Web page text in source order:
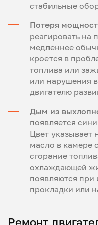
стабильные
Потеря
реагировать на
медленнее
кроется в
топлива или
или нарушения
двигателю
Дым из
появляется
Цвет указывает
масло в камере
сгорание
охлаждающей
появляются при
прокладки или
Ремонт